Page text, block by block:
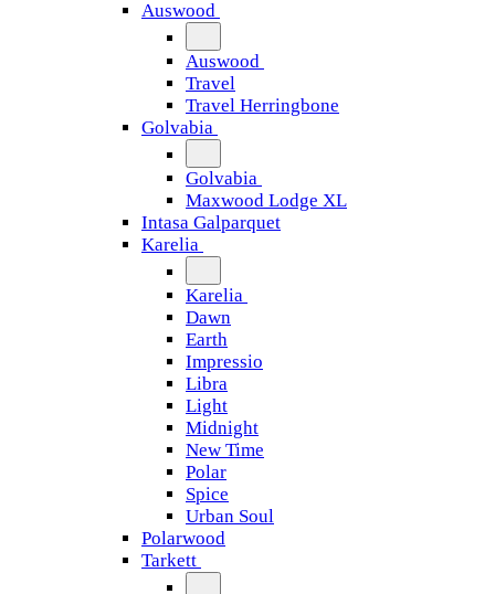
Auswood
Auswood
Travel
Travel Herringbone
Golvabia
Golvabia
Maxwood Lodge XL
Intasa Galparquet
Karelia
Karelia
Dawn
Earth
Impressio
Libra
Light
Midnight
New Time
Polar
Spice
Urban Soul
Polarwood
Tarkett